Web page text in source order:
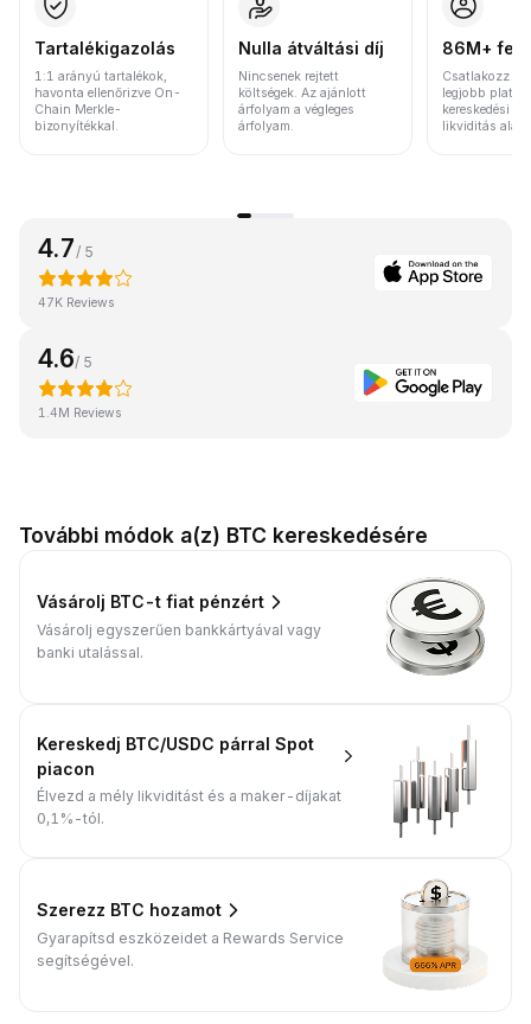
Tartalékigazolás
1:1 arányú tartalékok,
havonta ellenőrizve On-
Chain Merkle-
bizonyítékkal.
Nulla átváltási díj
Nincsenek rejtett
költségek. Az ajánlott
árfolyam a végleges
árfolyam.
86M+
Csatlakozz a
legjobb
kereskedési
likviditás
4.7 / 5
47K Reviews
4.6/ 5
1.4M Reviews
További módok a(z) BTC kereskedésére
Vásárolj BTC-t fiat pénzért
Vásárolj egyszerűen bankkártyával vagy
banki utalással.
Kereskedj BTC/USDC párral Spot
piacon
Élvezd a mély likviditást és a maker-díjakat
0,1%-tól.
Szerezz BTC hozamot
Gyarapítsd eszközeidet a Rewards Service
segítségével.